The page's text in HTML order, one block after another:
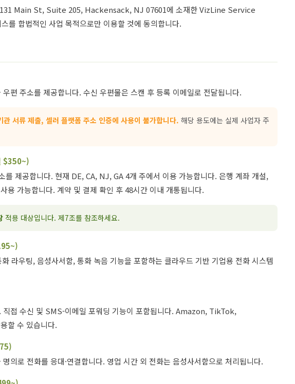
Main St, Suite 205, Hackensack, NJ 07601에 소재한 VizLine Service
합법적인 사업 목적으로만 이용할 것에 동의합니다.
편 주소를 제공합니다. 수신 우편물은 스캔 후 등록 이메일로 전달됩니다.
서류 제출, 셀러 플랫폼 주소 인증에 사용이 불가합니다. 해당 용도에는 실제 사업자 주
$350~)
제공합니다. 현재 DE, CA, NJ, GA 4개 주에서 이용 가능합니다. 은행 계좌 개설,
용 가능합니다. 계약 및 결제 확인 후 48시간 이내 개통됩니다.
적용 대상입니다. 제7조를 참조하세요.
라우팅, 음성사서함, 통화 녹음 기능을 포함하는 클라우드 기반 기업용 전화 시스템
직접 수신 및 SMS-이메일 포워딩 기능이 포함됩니다. Amazon, TikTok,
할 수 있습니다.
의로 전화를 응대·연결합니다. 영업 시간 외 전화는 음성사서함으로 처리됩니다.